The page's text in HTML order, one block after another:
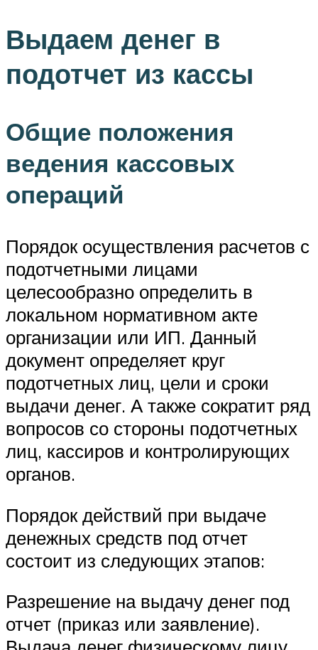
Выдаем денег в
подотчет из кассы
Общие положения
ведения кассовых
операций
Порядок осуществления расчетов с
подотчетными лицами
целесообразно определить в
локальном нормативном акте
организации или ИП. Данный
документ определяет круг
подотчетных лиц, цели и сроки
выдачи денег. А также сократит ряд
вопросов со стороны подотчетных
лиц, кассиров и контролирующих
органов.
Порядок действий при выдаче
денежных средств под отчет
состоит из следующих этапов:
Разрешение на выдачу денег под
отчет (приказ или заявление).